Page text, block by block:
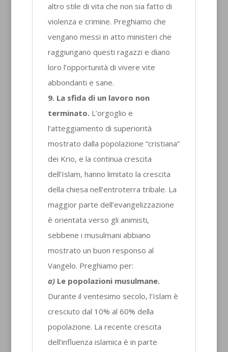
altro stile di vita che non sia fatto di
violenza e crimine. Preghiamo che
vengano messi in atto ministeri che
raggiungano questi ragazzi e diano
loro l’opportunità di vivere vite
abbondanti e sane.
9. La sfida di un lavoro non
terminato. L’orgoglio e
l’atteggiamento di superiorità
mostrato dalla popolazione “cristiana”
dei Krio, e la continua crescita
dell’Islam, hanno limitato la crescita
della chiesa nell’entroterra tribale. La
maggior parte dell’evangelizzazione
è orientata verso gli animisti,
sebbene i musulmani abbiano
mostrato un buon responso al
Vangelo. Preghiamo per:
a)Le popolazioni musulmane.
Durante il ventesimo secolo, l’Islam è
cresciuto dal 10% al 60% della
popolazione. La recente crescita
dell’influenza islamica è in parte